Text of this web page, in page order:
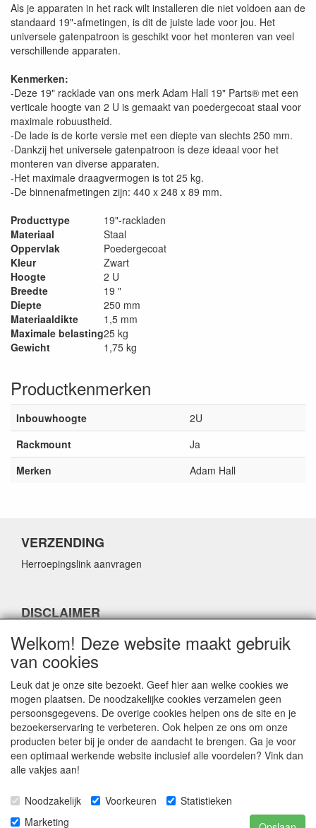
Als je apparaten in het rack wilt installeren die niet voldoen aan de
standaard 19"-afmetingen, is dit de juiste lade voor jou. Het
universele gatenpatroon is geschikt voor het monteren van veel
verschillende apparaten.
Kenmerken:
-Deze 19" racklade van ons merk Adam Hall 19" Parts® met een
verticale hoogte van 2 U is gemaakt van poedergecoat staal voor
maximale robuustheid.
-De lade is de korte versie met een diepte van slechts 250 mm.
-Dankzij het universele gatenpatroon is deze ideaal voor het
monteren van diverse apparaten.
-Het maximale draagvermogen is tot 25 kg.
-De binnenafmetingen zijn: 440 x 248 x 89 mm.
Producttype
19"-rackladen
Materiaal
Staal
Oppervlak
Poedergecoat
Kleur
Zwart
Hoogte
2 U
Breedte
19 "
Diepte
250 mm
Materiaaldikte
1,5 mm
Maximale belasting25 kg
Gewicht
1,75 kg
Productkenmerken
Inbouwhoogte
2U
Rackmount
Ja
Merken
Adam Hall
VERZENDING
Herroepingslink aanvragen
DISCLAIMER
Herroepingslink aanvragen
CONTACTGEGEVENS
Fabulous Sales
Grotestraat 69C
5141 JN Waalwijk
E-mail:info@fabuloussales.nl
Telefoon:0416 - 33 14 13
Welkom! Deze website maakt gebruik
van cookies
Leuk dat je onze site bezoekt. Geef hier aan welke cookies we
mogen plaatsen. De noodzakelijke cookies verzamelen geen
persoonsgegevens. De overige cookies helpen ons de site en je
bezoekerservaring te verbeteren. Ook helpen ze ons om onze
producten beter bij je onder de aandacht te brengen. Ga je voor
een optimaal werkende website inclusief alle voordelen? Vink dan
alle vakjes aan!
Noodzakelijk Voorkeuren
Statistieken
Marketing